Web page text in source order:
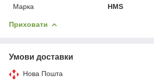
Марка
HMS
Приховати
Умови доставки
Нова Пошта